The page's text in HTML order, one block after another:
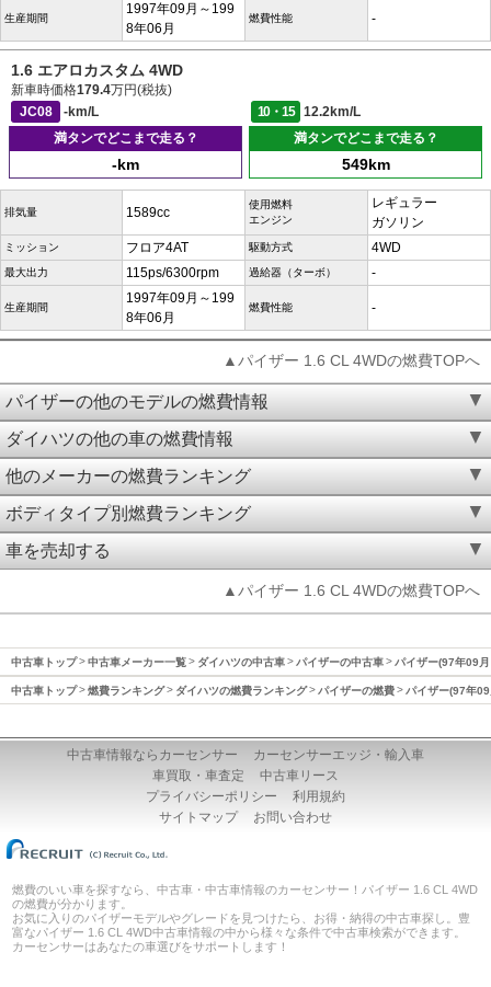
生産期間
1997年09月～199
8年06月
燃費性能 -
1.6 エアロカスタム 4WD
新車時価格179.4万円(税抜)
JC08
-km/L 10・15
12.2km/L
満タンでどこまで走る？
-km
満タンでどこまで走る？
549km
排気量 1589cc
使用燃料
エンジン
レギュラー
ガソリン
ミッション フロア4AT 駆動方式 4WD
最大出力 115ps/6300rpm 過給器（ターボ） -
生産期間
1997年09月～199
8年06月
燃費性能 -
▲パイザー 1.6 CL 4WDの燃費TOPへ
パイザーの他のモデルの燃費情報
ダイハツの他の車の燃費情報
他のメーカーの燃費ランキング
ボディタイプ別燃費ランキング
車を売却する
▲パイザー 1.6 CL 4WDの燃費TOPへ
中古車トップ 中古車メーカー一覧 ダイハツの中古車 パイザーの中古車 パイザー(97年09
中古車トップ 燃費ランキング ダイハツの燃費ランキング パイザーの燃費 パイザー(97年
中古車情報ならカーセンサー
カーセンサーエッジ・輸入車
車買取・車査定
中古車リース
プライバシーポリシー
利用規約
サイトマップ
お問い合わせ
燃費のいい車を探すなら、中古車・中古車情報のカーセンサー！パイザー 1.6 CL 4WD
の燃費が分かります。
お気に入りのパイザーモデルやグレードを見つけたら、お得・納得の中古車探し。豊
富なパイザー 1.6 CL 4WD中古車情報の中から様々な条件で中古車検索ができます。
カーセンサーはあなたの車選びをサポートします！